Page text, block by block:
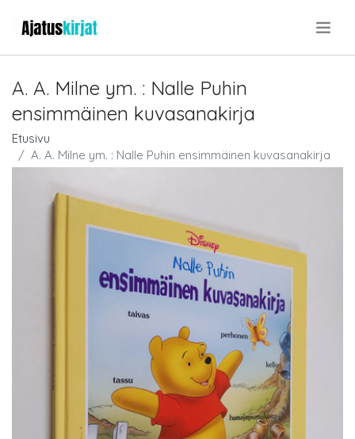
A. A. Milne ym. : Nalle Puhin
ensimmäinen kuvasanakirja
Etusivu
A. A. Milne ym. : Nalle Puhin ensimmäinen kuvasanakirja